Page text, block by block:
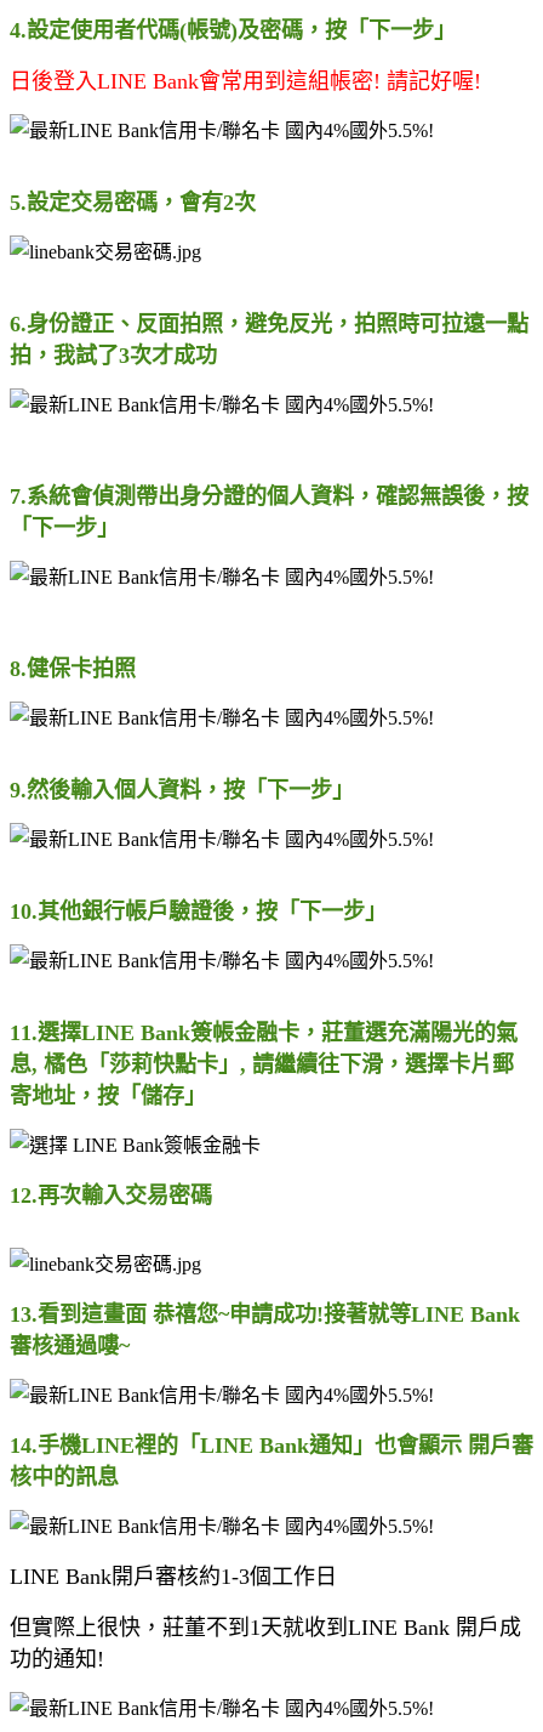
4.設定使用者代碼(帳號)及密碼，按「下一步」
日後登入LINE Bank會常用到這組帳密! 請記好喔!
5.設定交易密碼，會有2次
6.身份證正、反面拍照，避免反光，拍照時可拉遠一點
拍，我試了3次才成功
7.系統會偵測帶出身分證的個人資料，確認無誤後，按
「下一步」
8.健保卡拍照
9.然後輸入個人資料，按「下一步」
10.其他銀行帳戶驗證後，按「下一步」
11.選擇LINE Bank簽帳金融卡，莊董選充滿陽光的氣
息, 橘色「莎莉快點卡」, 請繼續往下滑，選擇卡片郵
寄地址，按「儲存」
12.再次輸入交易密碼
13.看到這畫面 恭禧您~申請成功!接著就等LINE Bank
審核通過嘍~
14.手機LINE裡的「LINE Bank通知」也會顯示 開戶審
核中的訊息
LINE Bank開戶審核約1-3個工作日
但實際上很快，莊董不到1天就收到LINE Bank 開戶成
功的通知!